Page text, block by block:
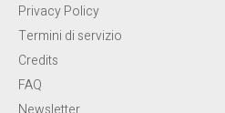
Privacy Policy
Termini di servizio
Credits
FAQ